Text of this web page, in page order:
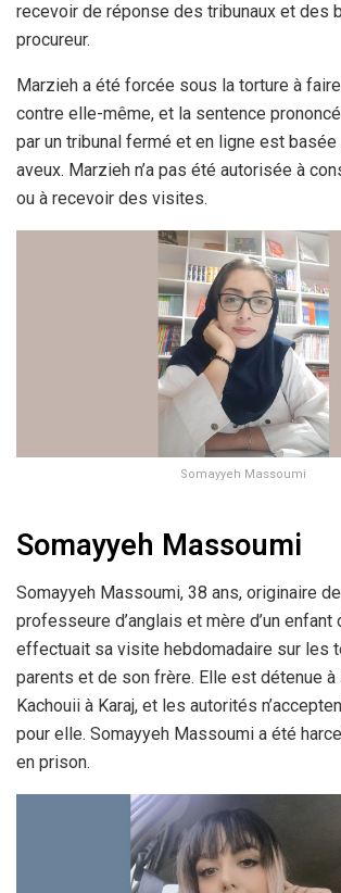
recevoir de réponse des tribunaux et des
procureur.
Marzieh a été forcée sous la torture à
contre elle-même, et la sentence
par un tribunal fermé et en ligne est
aveux. Marzieh n’a pas été autorisée à
ou à recevoir des visites.
Somayyeh Massoumi
Somayyeh Massoumi
Somayyeh Massoumi, 38 ans, originaire
professeure d’anglais et mère d’un enfant
effectuait sa visite hebdomadaire sur les
parents et de son frère. Elle est détenue à
Kachouii à Karaj, et les autorités
pour elle. Somayyeh Massoumi a été
en prison.